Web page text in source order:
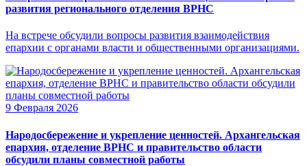
развития регионального отделения ВРНС
На встрече обсудили вопросы развития взаимодействия
епархии с органами власти и общественными организациями.
9 Февраля 2026
Народосбережение и укрепление ценностей. Архангельская
епархия, отделение ВРНС и правительство области
обсудили планы совместной работы